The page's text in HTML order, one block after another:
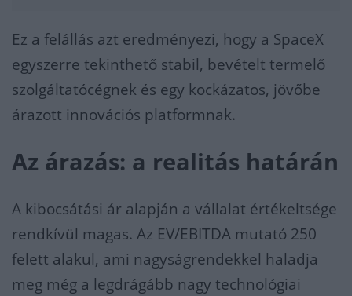
Ez a felállás azt eredményezi, hogy a SpaceX
egyszerre tekinthető stabil, bevételt termelő
szolgáltatócégnek és egy kockázatos, jövőbe
árazott innovációs platformnak.
Az árazás: a realitás határán
A kibocsátási ár alapján a vállalat értékeltsége
rendkívül magas. Az EV/EBITDA mutató 250
felett alakul, ami nagyságrendekkel haladja
meg még a legdrágább nagy technológiai